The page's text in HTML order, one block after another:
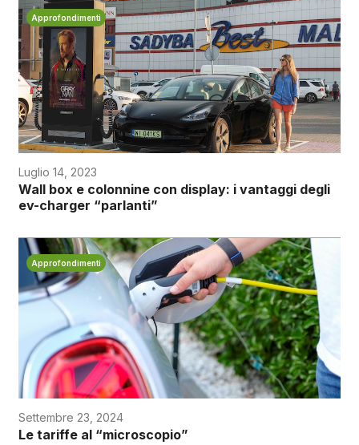
Approfondimenti
Luglio 14, 2023
Wall box e colonnine con display: i vantaggi degli
ev-charger “parlanti”
Approfondimenti
Settembre 23, 2024
Le tariffe al “microscopio”